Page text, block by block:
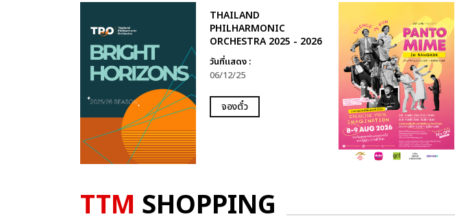
THAILAND
PHILHARMONIC
ORCHESTRA 2025 - 2026
วันที่แสดง :
06/12/25
จองตั๋ว
TTM SHOPPING